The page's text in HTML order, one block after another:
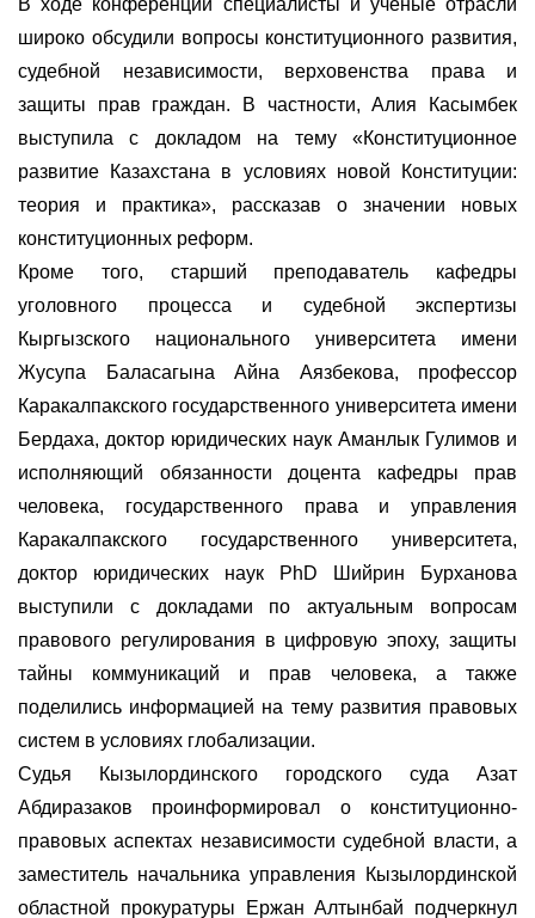
В ходе конференции специалисты и ученые отрасли
широко обсудили вопросы конституционного развития,
судебной независимости, верховенства права и
защиты прав граждан. В частности, Алия Касымбек
выступила с докладом на тему «Конституционное
развитие Казахстана в условиях новой Конституции:
теория и практика», рассказав о значении новых
конституционных реформ.
Кроме того, старший преподаватель кафедры
уголовного процесса и судебной экспертизы
Кыргызского национального университета имени
Жусупа Баласагына Айна Аязбекова, профессор
Каракалпакского государственного университета имени
Бердаха, доктор юридических наук Аманлык Гулимов и
исполняющий обязанности доцента кафедры прав
человека, государственного права и управления
Каракалпакского государственного университета,
доктор юридических наук PhD Шийрин Бурханова
выступили с докладами по актуальным вопросам
правового регулирования в цифровую эпоху, защиты
тайны коммуникаций и прав человека, а также
поделились информацией на тему развития правовых
систем в условиях глобализации.
Судья Кызылординского городского суда Азат
Абдиразаков проинформировал о конституционно-
правовых аспектах независимости судебной власти, а
заместитель начальника управления Кызылординской
областной прокуратуры Ержан Алтынбай подчеркнул